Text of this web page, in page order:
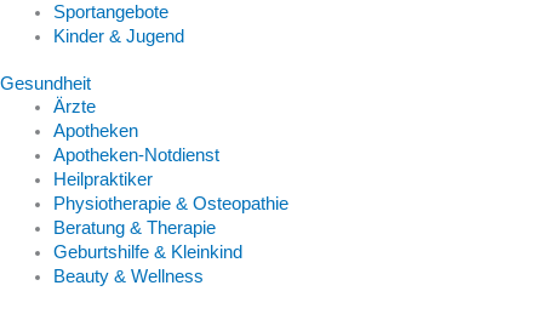
Sportangebote
Kinder & Jugend
Gesundheit
Ärzte
Apotheken
Apotheken-Notdienst
Heilpraktiker
Physiotherapie & Osteopathie
Beratung & Therapie
Geburtshilfe & Kleinkind
Beauty & Wellness